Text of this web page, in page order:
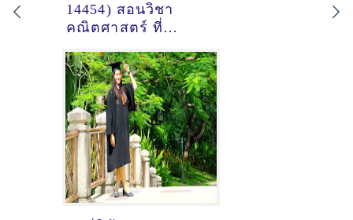
14454) สอนวิชา
คณิตศาสตร์ ที่